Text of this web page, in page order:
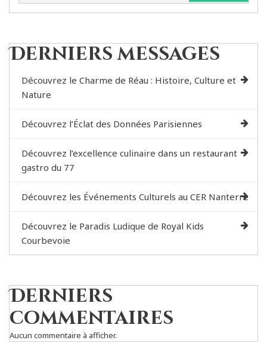
Derniers messages
Découvrez le Charme de Réau : Histoire, Culture et
Nature
Découvrez l’Éclat des Données Parisiennes
Découvrez l’excellence culinaire dans un restaurant
gastro du 77
Découvrez les Événements Culturels au CER Nanterre
Découvrez le Paradis Ludique de Royal Kids
Courbevoie
Derniers
commentaires
Aucun commentaire à afficher.